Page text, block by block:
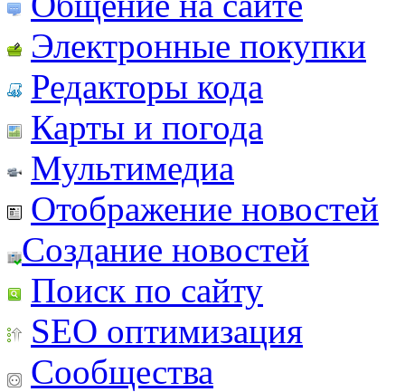
Электронные покупки
Редакторы кода
Карты и погода
Мультимедиа
Отображение новостей
Создание новостей
Поиск по сайту
SEO оптимизация
Сообщества